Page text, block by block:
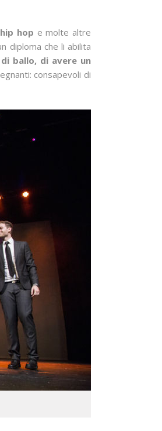
hop e molte altre
diploma che li abilita
di ballo, di avere un
consapevoli di